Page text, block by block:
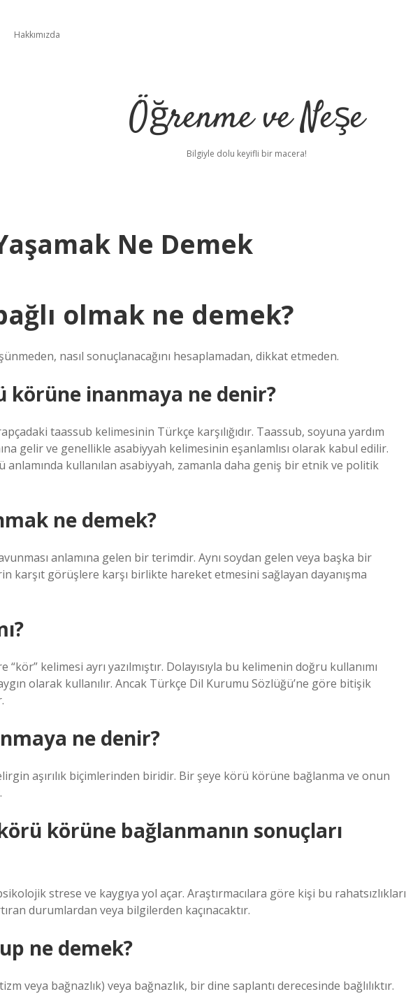
Hakkımızda
Öğrenme ve Neşe
Bilgiyle dolu keyifli bir macera!
Ne Demek
olmak ne demek?
nasıl sonuçlanacağını hesaplamadan, dikkat etmeden.
körüne inanmaya ne denir?
taassub kelimesinin Türkçe karşılığıdır. Taassub, soyuna yardım
gelir ve genellikle asabiyyah kelimesinin eşanlamlısı olarak kabul edilir.
anlamında kullanılan asabiyyah, zamanla daha geniş bir etnik ve politik
ne demek?
anlamına gelen bir terimdir. Aynı soydan gelen veya başka bir
karşıt görüşlere karşı birlikte hareket etmesini sağlayan dayanışma
kelimesi ayrı yazılmıştır. Dolayısıyla bu kelimenin doğru kullanımı
olarak kullanılır. Ancak Türkçe Dil Kurumu Sözlüğü’ne göre bitişik
ne denir?
aşırılık biçimlerinden biridir. Bir şeye körü körüne bağlanma ve onun
körüne bağlanmanın sonuçları
strese ve kaygıya yol açar. Araştırmacılara göre kişi bu rahatsızlıkları
durumlardan veya bilgilerden kaçınacaktır.
ne demek?
veya bağnazlık) veya bağnazlık, bir dine saplantı derecesinde bağlılıktır.